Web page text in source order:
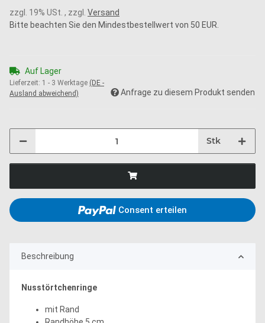
zzgl. 19% USt. , zzgl. Versand
Bitte beachten Sie den Mindestbestellwert von 50 EUR.
Auf Lager
Lieferzeit: 1 - 3 Werktage (DE -
Ausland abweichend)
Anfrage zu diesem Produkt senden
Stk
Consent erteilen
Beschreibung
Nusstörtchenringe
mit Rand